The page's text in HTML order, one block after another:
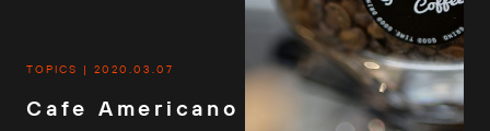
TOPICS 2020.03.07
Cafe Americano